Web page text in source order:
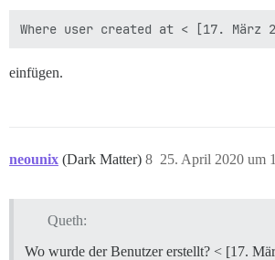
einfügen.
neounix (Dark Matter) 25. April 2020 um
8
Queth:
Wo wurde der Benutzer erstellt? < [17.